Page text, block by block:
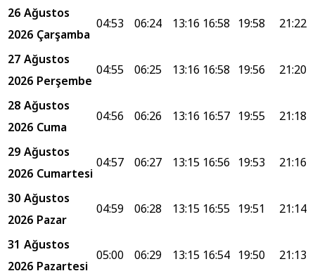
26 Ağustos
2026 Çarşamba
04:53 06:24 13:16 16:58 19:58
21:22
27 Ağustos
2026 Perşembe
04:55 06:25 13:16 16:58 19:56
21:20
28 Ağustos
2026 Cuma
04:56 06:26 13:16 16:57 19:55
21:18
29 Ağustos
2026 Cumartesi
04:57 06:27 13:1516:56 19:53
21:16
30 Ağustos
2026 Pazar
04:59 06:28 13:1516:55 19:51
21:14
31 Ağustos
2026 Pazartesi
05:00 06:29 13:1516:54 19:50
21:13